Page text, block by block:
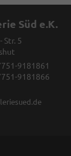
Süd e.K.
Str. 5
9181861
9181866